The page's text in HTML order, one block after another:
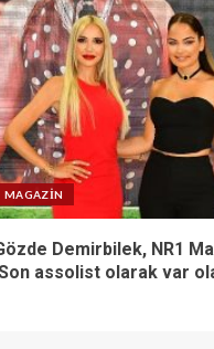
MAGAZIN
Demirbilek, NR1
assolist olarak var